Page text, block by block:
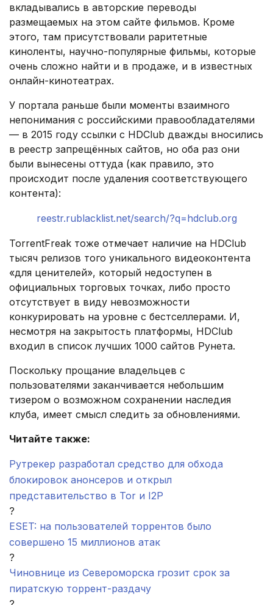
вкладывались в авторские переводы
размещаемых на этом сайте фильмов. Кроме
этого, там присутствовали раритетные
киноленты, научно-популярные фильмы, которые
очень сложно найти и в продаже, и в известных
онлайн-кинотеатрах.
У портала раньше были моменты взаимного
непонимания с российскими правообладателями
— в 2015 году ссылки с HDClub дважды вносились
в реестр запрещённых сайтов, но оба раз они
были вынесены оттуда (как правило, это
происходит после удаления соответствующего
контента):
reestr.rublacklist.net/search/?q=hdclub.org
TorrentFreak тоже отмечает наличие на HDClub
тысяч релизов того уникального видеоконтента
«для ценителей», который недоступен в
официальных торговых точках, либо просто
отсутствует в виду невозможности
конкурировать на уровне с бестселлерами. И,
несмотря на закрытость платформы, HDClub
входил в список лучших 1000 сайтов Рунета.
Поскольку прощание владельцев с
пользователями заканчивается небольшим
тизером о возможном сохранении наследия
клуба, имеет смысл следить за обновлениями.
Читайте также:
Рутрекер разработал средство для обхода
блокировок анонсеров и открыл
представительство в Tor и I2P
?
ESET: на пользователей торрентов было
совершено 15 миллионов атак
?
Чиновнице из Североморска грозит срок за
пиратскую торрент-раздачу